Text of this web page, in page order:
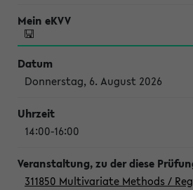
Donnerstag, 6. August 2026
14:00-16:00
311850 Multivariate Methods /